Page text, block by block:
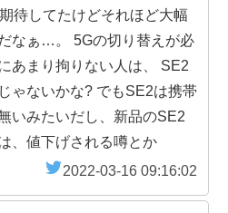
待してたけどそれほど大幅
なぁ…。 5Gの切り替えが必
あまり拘りない人は、 SE2
ゃないかな? でもSE2は携帯
いみたいだし、新品のSE2
、値下げされる噂とか
2022-03-16 09:16:02